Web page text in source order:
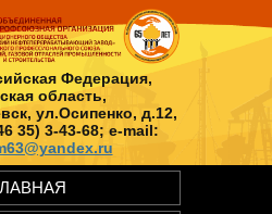
Федерация,
область,
ул.Осипенко, д.12,
35) 3-43-68; e-mail: